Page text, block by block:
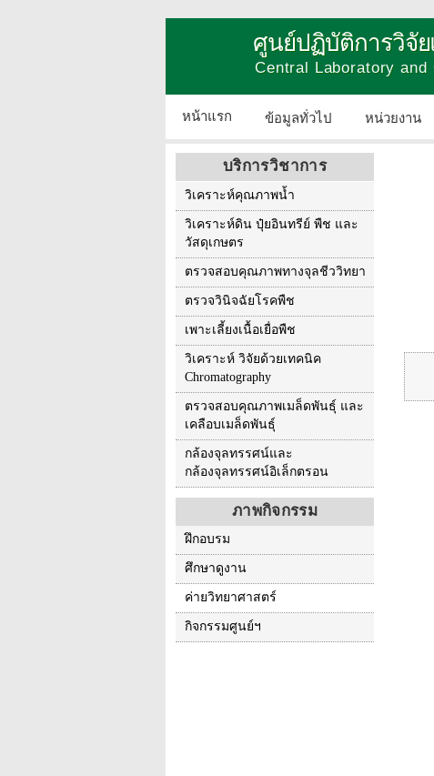
ศูนย์ปฏิบัติการวิจั
Central Laboratory and
หน้าแรก ข้อมูลทั่วไป หน่วยงาน
บริการวิชาการ
วิเคราะห์คุณภาพน้ำ
วิเคราะห์ดิน ปุ๋ยอินทรีย์ พืช และ
วัสดุเกษตร
ตรวจสอบคุณภาพทางจุลชีววิทยา
ตรวจวินิจฉัยโรคพืช
เพาะเลี้ยงเนื้อเยื่อพืช
วิเคราะห์ วิจัยด้วยเทคนิค
Chromatography
ตรวจสอบคุณภาพเมล็ดพันธุ์ และ
เคลือบเมล็ดพันธุ์
กล้องจุลทรรศน์และ
กล้องจุลทรรศน์อิเล็กตรอน
ภาพกิจกรรม
ฝึกอบรม
ศึกษาดูงาน
ค่ายวิทยาศาสตร์
กิจกรรมศูนย์ฯ